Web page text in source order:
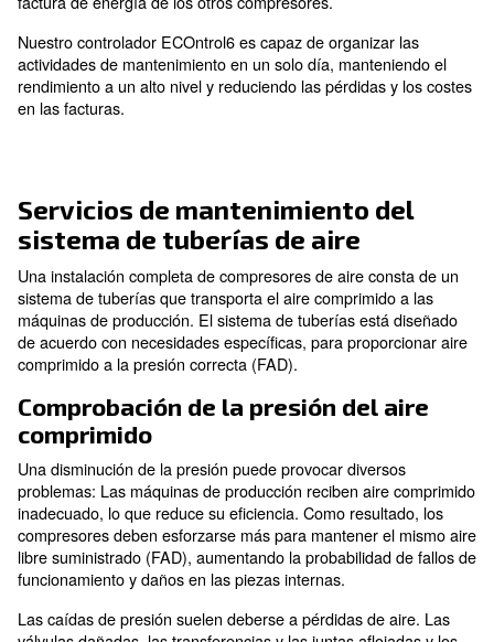
La aplicación del servicio de mantenimiento
el momento adecuado hace que la instalación
los compresores funcione correctamente.
servicios de mantenimiento, los compresores
Cómo equilibrar el
los compresores
Cada compresor puede tener su propio programa de
mantenimiento y actividades a seguir. Sin embargo,
actividades de mantenimiento en el mismo momento
más ventajoso en términos de tiempo y eficiencia. La
del rendimiento de la sala de compresores durante
como un aumento de la carga de trabajo y los costes
factura de energía de los otros compresores.
Nuestro controlador ECOntrol6 es capaz de
actividades de mantenimiento en un solo día,
rendimiento a un alto nivel y reduciendo las pérdidas